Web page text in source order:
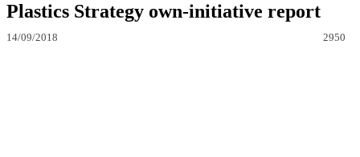
Plastics Strategy own-initiative report
14/09/2018 2950